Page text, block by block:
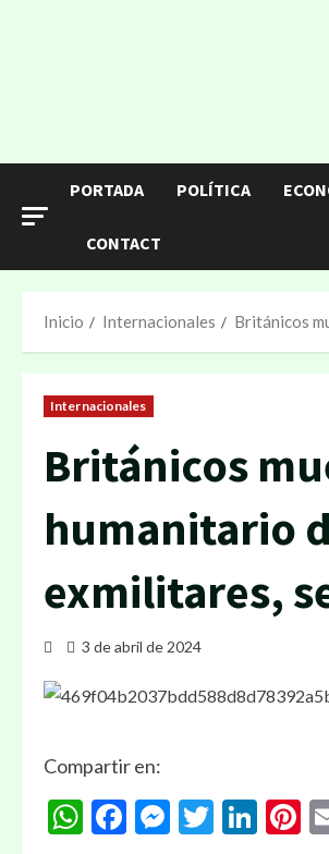
PORTADA POLÍTICA
CONTACT
Inicio Internacionales Británicos
Internacionales
Británicos
humanitario
exmilitares,
3 de abril de 2024
Compartir en:
WhatsApp
FacebookTwitter